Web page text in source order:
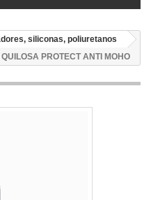
siliconas, poliuretanos
PROTECT ANTI MOHO